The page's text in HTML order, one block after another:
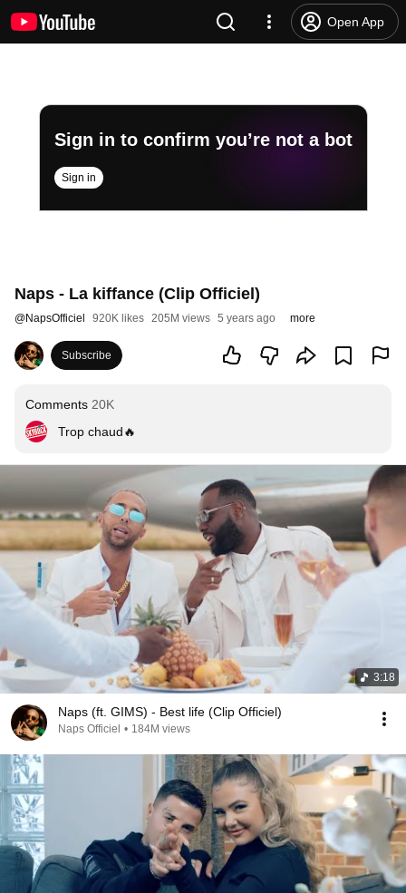
Open App
Sign in to confirm you’re not a bot
Sign in
Naps - La kiffance (Clip Officiel)
@NapsOfficiel 920K likes 205M views 5 years ago more
Subscribe
Comments 20K
Trop chaud🔥
3:18
Naps (ft. GIMS) - Best life (Clip Officiel)
Naps Officiel • 184M views